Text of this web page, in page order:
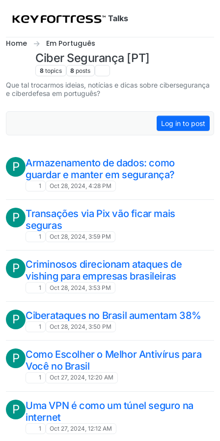
Talks
Home Em Português
Ciber Segurança [PT]
8 topics 8 posts
Que tal trocarmos ideias, notícias e dicas sobre cibersegurança
e ciberdefesa em português?
Log in to post
P Armazenamento de dados: como
guardar e manter em segurança?
1 Oct 28, 2024, 4:28 PM
P Transações via Pix vão ficar mais
seguras
1 Oct 28, 2024, 3:59 PM
P Criminosos direcionam ataques de
vishing para empresas brasileiras
1 Oct 28, 2024, 3:53 PM
P Ciberataques no Brasil aumentam 38%
1 Oct 28, 2024, 3:50 PM
P Como Escolher o Melhor Antivírus para
Você no Brasil
1 Oct 27, 2024, 12:20 AM
P Uma VPN é como um túnel seguro na
internet
1 Oct 27, 2024, 12:12 AM